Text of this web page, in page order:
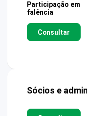
Participação em
falência
Consultar
Sócios e